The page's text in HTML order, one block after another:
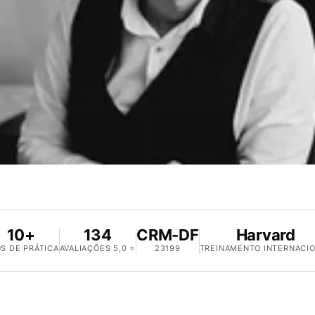
10+
DE PRÁTICA
134
AVALIAÇÕES 5,0 ⭐
CRM-DF
23199
Harvard
TREINAMENTO